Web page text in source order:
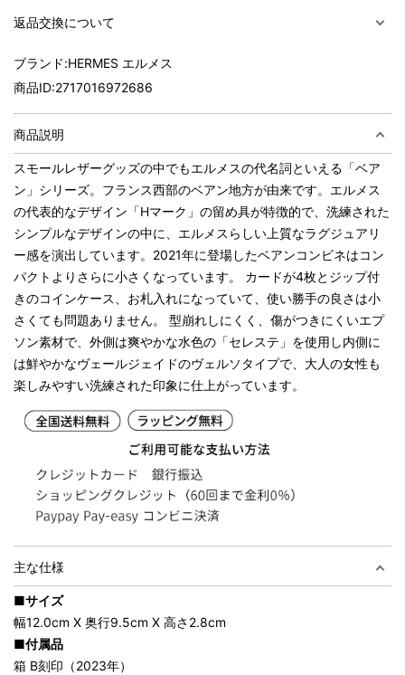
返品交換について
ブランド:HERMES エルメス
商品ID:2717016972686
商品説明
スモールレザーグッズの中でもエルメスの代名詞といえる「ベア
ン」シリーズ。フランス西部のベアン地方が由来です。エルメス
の代表的なデザイン「Hマーク」の留め具が特徴的で、洗練された
シンプルなデザインの中に、エルメスらしい上質なラグジュアリ
ー感を演出しています。2021年に登場したベアンコンビネはコン
パクトよりさらに小さくなっています。 カードが4枚とジップ付
きのコインケース、お札入れになっていて、使い勝手の良さは小
さくても問題ありません。 型崩れしにくく、傷がつきにくいエプ
ソン素材で、外側は爽やかな水色の「セレステ」を使用し内側に
は鮮やかなヴェールジェイドのヴェルソタイプで、大人の女性も
楽しみやすい洗練された印象に仕上がっています。
主な仕様
■サイズ
幅12.0cm X 奥行9.5cm X 高さ2.8cm
■付属品
箱 B刻印（2023年）